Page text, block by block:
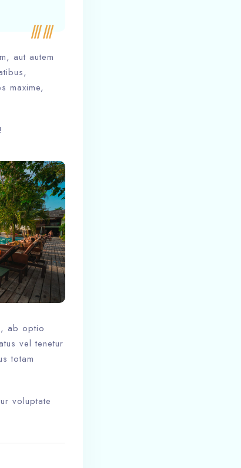
aut autem
maxime,
ab optio
vel tenetur
totam
voluptate